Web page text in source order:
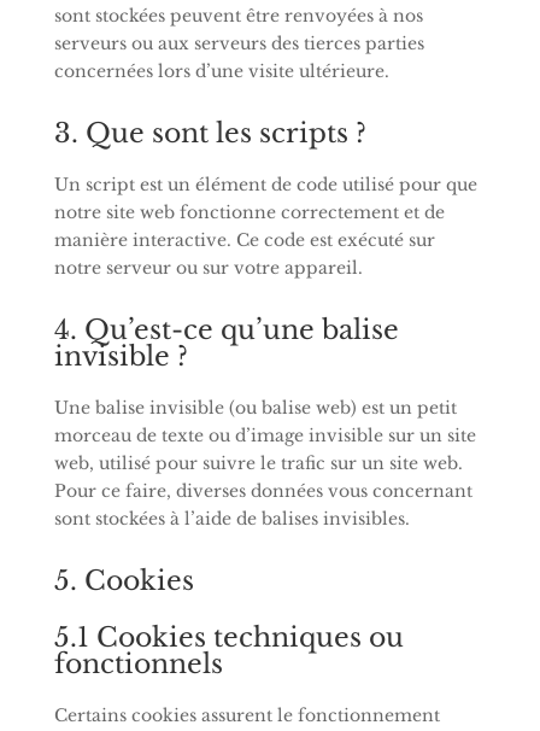
sont stockées peuvent être renvoyées à nos
serveurs ou aux serveurs des tierces parties
concernées lors d’une visite ultérieure.
3. Que sont les scripts ?
Un script est un élément de code utilisé pour que
notre site web fonctionne correctement et de
manière interactive. Ce code est exécuté sur
notre serveur ou sur votre appareil.
4. Qu’est-ce qu’une balise
invisible ?
Une balise invisible (ou balise web) est un petit
morceau de texte ou d’image invisible sur un site
web, utilisé pour suivre le trafic sur un site web.
Pour ce faire, diverses données vous concernant
sont stockées à l’aide de balises invisibles.
5. Cookies
5.1 Cookies techniques ou
fonctionnels
Certains cookies assurent le fonctionnement